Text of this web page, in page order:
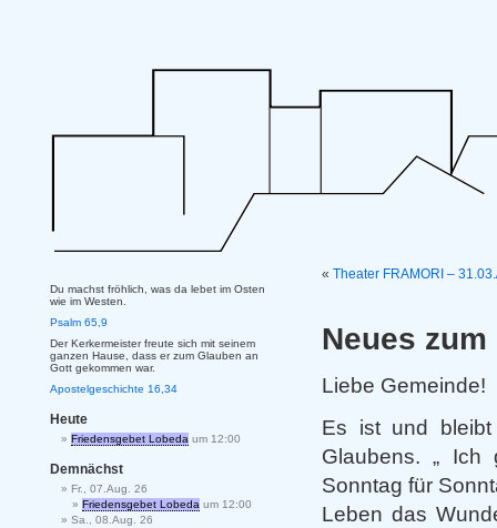
« Theater FRAMORI –
Neues
Liebe Gemeinde!
Es ist und bleibt
Glaubens. „ Ich
Sonntag für
Leben das
Du machst fröhlich, was da lebet im Osten
wie im Westen.
Psalm 65,9
Der Kerkermeister freute sich mit seinem
ganzen Hause, dass er zum Glauben an
Gott gekommen war.
Apostelgeschichte 16,34
Heute
Friedensgebet Lobeda um 12:00
Demnächst
Fr., 07.Aug. 26
Friedensgebet Lobeda um 12:00
Sa., 08.Aug. 26